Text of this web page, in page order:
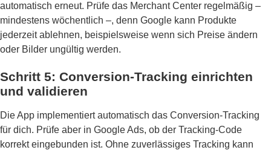
automatisch erneut. Prüfe das Merchant Center regelmäßig –
mindestens wöchentlich –, denn Google kann Produkte
jederzeit ablehnen, beispielsweise wenn sich Preise ändern
oder Bilder ungültig werden.
Schritt 5: Conversion-Tracking einrichten
und validieren
Die App implementiert automatisch das Conversion-Tracking
für dich. Prüfe aber in Google Ads, ob der Tracking-Code
korrekt eingebunden ist. Ohne zuverlässiges Tracking kann